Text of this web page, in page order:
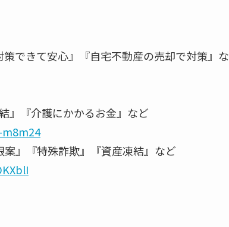
できて安心』『自宅不動産の売却で対策』な
』『介護にかかるお金』など
案』『特殊詐欺』『資産凍結』など